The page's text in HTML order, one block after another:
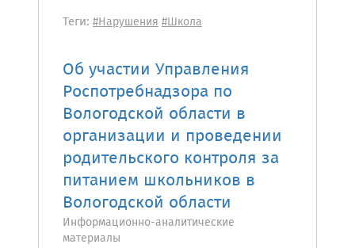
Теги: #Нарушения#Школа
Об участии Управления
Роспотребнадзора по
Вологодской области в
организации и проведении
родительского контроля за
питанием школьников в
Вологодской области
Информационно-аналитические
материалы